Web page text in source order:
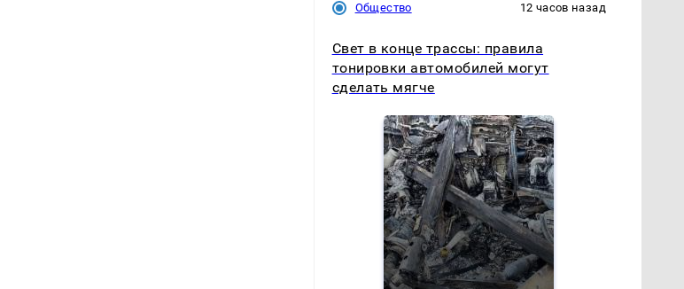
Общество 12 часов назад
Свет в конце трассы: правила
тонировки автомобилей могут
сделать мягче